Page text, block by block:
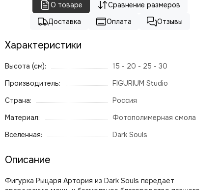
О товаре
Сравнение размеров
Доставка
Оплата Отзывы
Характеристики
Высота (см):
15 - 20 - 25 - 30
Производитель:
FIGURIUM Studio
Страна:
Россия
Материал:
Фотополимерная смола
Вселенная:
Dark Souls
Описание
Фигурка Рыцаря Артория из Dark Souls передаёт